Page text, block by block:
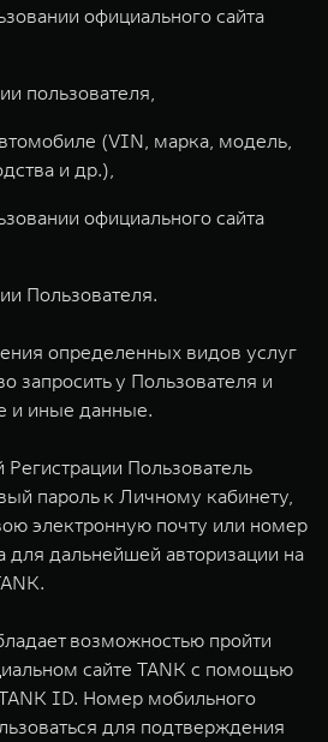
официального сайта
пользователя,
(VIN, марка, модель,
и др.),
официального сайта
Пользователя.
определенных видов услуг
запросить у Пользователя и
и иные данные.
Пользователь
пароль к Личному кабинету,
электронную почту или номер
для дальнейшей авторизации на
возможностью пройти
сайте TANK с помощью
ID. Номер мобильного
для подтверждения